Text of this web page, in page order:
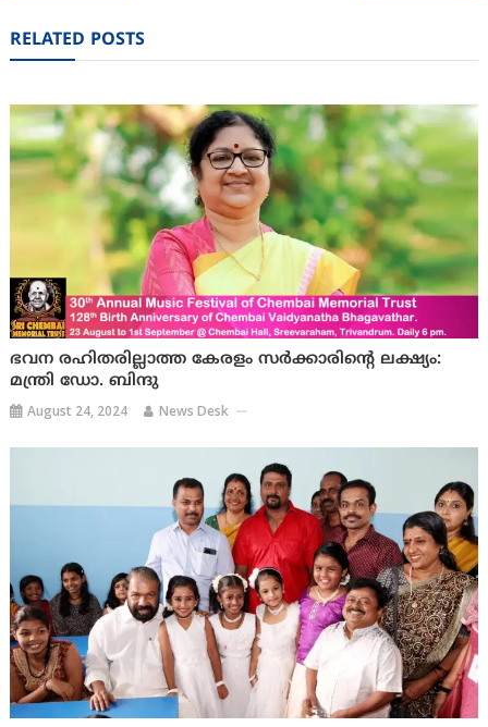
RELATED POSTS
ഭവന രഹിതരില്ലാത്ത കേരളം സർക്കാരിൻ്റെ ലക്ഷ്യം:
മന്ത്രി ഡോ. ബിന്ദു
August 24, 2024 News Desk